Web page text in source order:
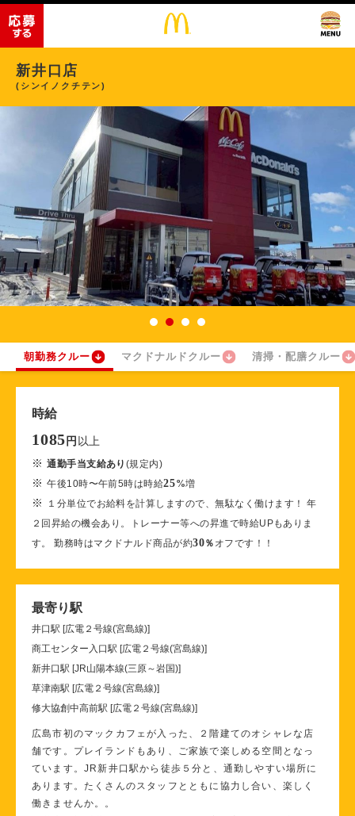
新井口店
(シンイノクチテン)
朝勤務クルー マクドナルドクルー 清掃・配膳クルー
時給
1085 円 以上
※通勤手当支給あり (規定内)
※午後10時〜午前5時は時給25%増
※
１分単位でお給料を計算しますので、無駄なく働けます！ 年
２回昇給の機会あり。トレーナー等への昇進で時給UPもありま
す。 勤務時はマクドナルド商品が約30％ オフです！！
最寄り駅
井口駅 [広電２号線(宮島線)]
商工センター入口駅 [広電２号線(宮島線)]
新井口駅 [JR山陽本線(三原～岩国)]
草津南駅 [広電２号線(宮島線)]
修大協創中高前駅 [広電２号線(宮島線)]
広島市初のマックカフェが入った、２階建てのオシャレな店
舗です。プレイランドもあり、ご家族で楽しめる空間となっ
ています。JR新井口駅から徒歩５分と、通勤しやすい場所に
あります。たくさんのスタッフとともに協力し合い、楽しく
働きませんか。。